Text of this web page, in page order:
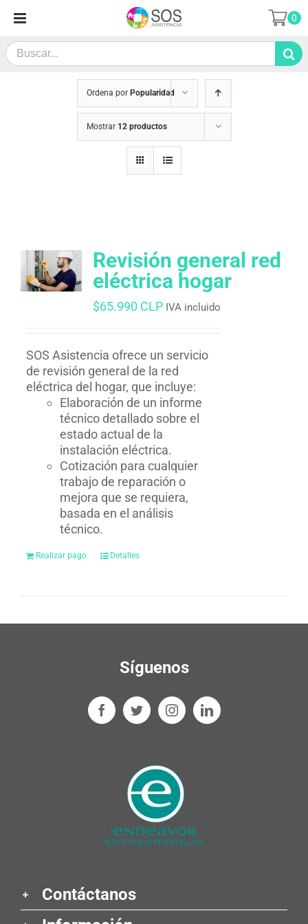
contenido
Search
for:
0
Ordena por Popularidad
Mostrar 12 productos
Revisión general red
eléctrica hogar
$65.990 CLP IVA incluido
SOS Asistencia ofrece un servicio
de revisión general de la red
eléctrica del hogar, que incluye:
Elaboración de un informe
técnico detallado sobre el
estado actual de la
instalación eléctrica.
Cotización para cualquier
trabajo de reparación o
mejora que se requiera,
basada en el análisis
técnico.
Realizar pago Detalles
Síguenos
Contáctanos